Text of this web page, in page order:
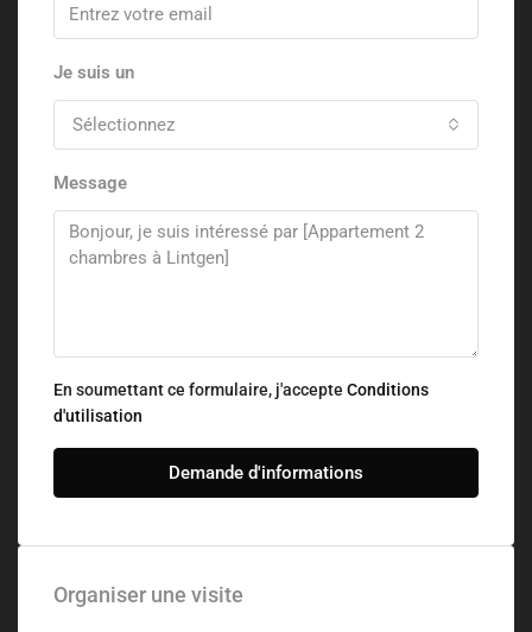
Je suis un
Sélectionnez
Message
En soumettant ce formulaire, j'accepte Conditions
d'utilisation
Demande d'informations
Organiser une visite